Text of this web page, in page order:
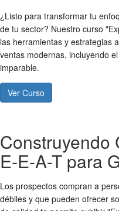
¿Listo para transformar tu
de tu sector? Nuestro curso
las herramientas y estrategias
ventas modernas, incluyendo
imparable.
Ver Curso
Construyendo
E-E-A-T para
Los prospectos compran a
débiles y que pueden ofrecer